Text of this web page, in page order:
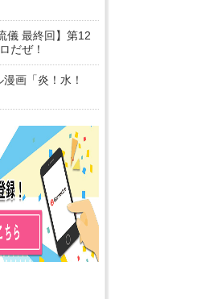
儀 最終回】第12
だぜ！
画「炎！水！